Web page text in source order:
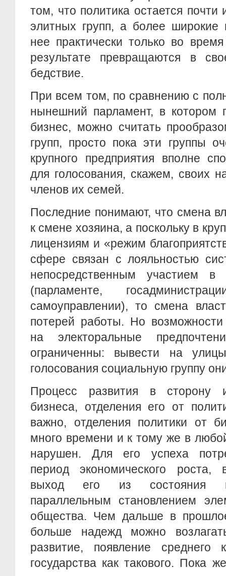
том, что политика остается почти
элитных групп, а более
нее практически только во
результате превращаются в
бедствие.
При всем том, по сравнению с
нынешний парламент, в котором
бизнес, можно считать
групп, просто пока эти группы
крупного предприятия вполне
для голосования, скажем, своих
членов их семей.
Последние понимают, что смена
к смене хозяина, а поскольку в
лицензиям и «режим
сфере связан с лояльностью
непосредственным участием
(парламенте,
самоуправлении), то смена
потерей работы. Но
на электоральные
ограниченны: вывести на
голосования социальную группу
Процесс развития в сторону
бизнеса, отделения его от
важно, отделения политики от
много времени и к тому же в
нарушен. Для его успеха
период экономического роста,
выход его из состояния
параллельным становлением
общества. Чем дальше в
больше надежд можно
развитие, появление среднего
государства как такового. Пока